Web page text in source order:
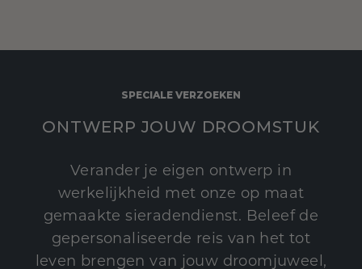
SPECIALE VERZOEKEN
ONTWERP JOUW DROOMSTUK
Verander je eigen ontwerp in
werkelijkheid met onze op maat
gemaakte sieradendienst. Beleef de
gepersonaliseerde reis van het tot
leven brengen van jouw droomjuweel,